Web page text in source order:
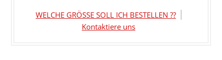
WELCHE GRÖSSE SOLL ICH BESTELLEN ??
Kontaktiere uns